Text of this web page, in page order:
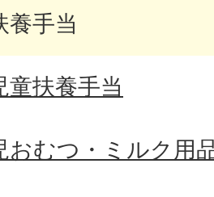
養手当
童扶養手当
おむつ・ミルク用